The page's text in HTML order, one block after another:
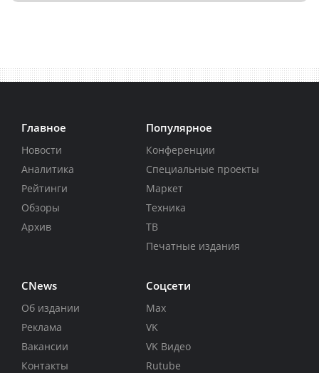
Главное
Новости
Аналитика
Рейтинги
Обзоры
Архив
Популярное
Конференции
Специальные проекты
Маркет
Техника
ТВ
Печатные издания
CNews
Об издании
Реклама
Вакансии
Контакты
Соцсети
Max
VK
VK Видео
Rutube